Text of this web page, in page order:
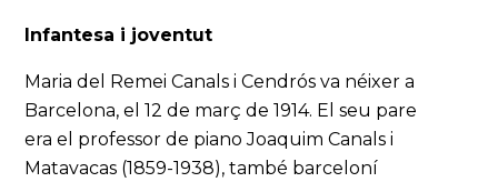
Infantesa i joventut
Maria del Remei Canals i Cendrós va néixer a
Barcelona, el 12 de març de 1914. El seu pare
era el professor de piano Joaquim Canals i
Matavacas (1859-1938), també barceloní